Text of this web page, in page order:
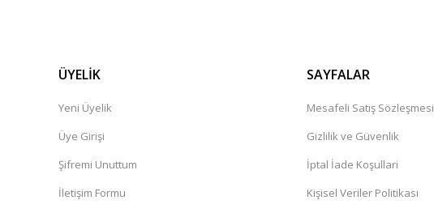
ÜYELİK
Yeni Üyelik
Üye Girişi
Şifremi Unuttum
İletişim Formu
SAYFALAR
Mesafeli Satış Sözleşmesi
Gizlilik ve Güvenlik
İptal İade Koşullari
Kişisel Veriler Politikası